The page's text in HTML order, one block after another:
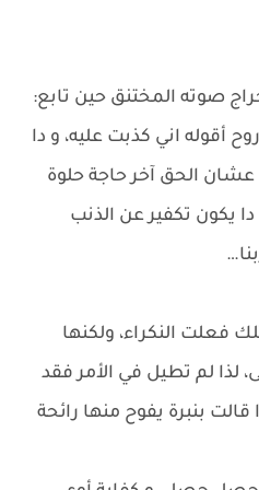
صوته المختنق حين تابع:
أقوله اني كذبت عليه، و دا
الحق آخر حاجة حلوة
يكون تكفير عن الذنب
فعلت النكراء، ولكنها
لذا لم تطيل في الأمر فقد
قالت بنبرة يفوح منها رائحة